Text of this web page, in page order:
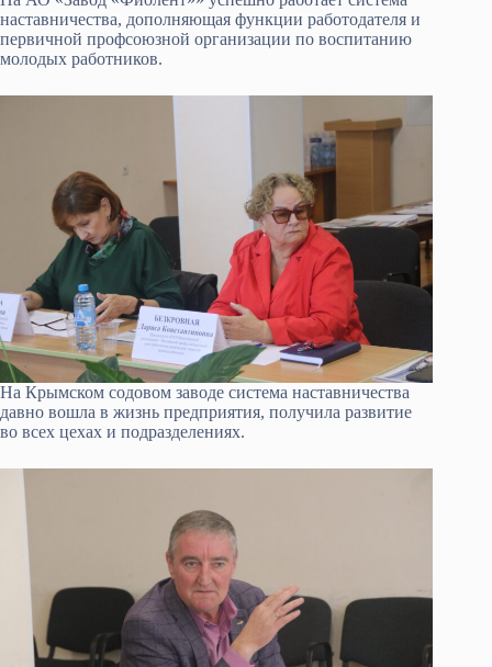
наставничества, дополняющая функции работодателя и
первичной профсоюзной организации по воспитанию
молодых работников.
На Крымском содовом заводе система наставничества
давно вошла в жизнь предприятия, получила развитие
во всех цехах и подразделениях.